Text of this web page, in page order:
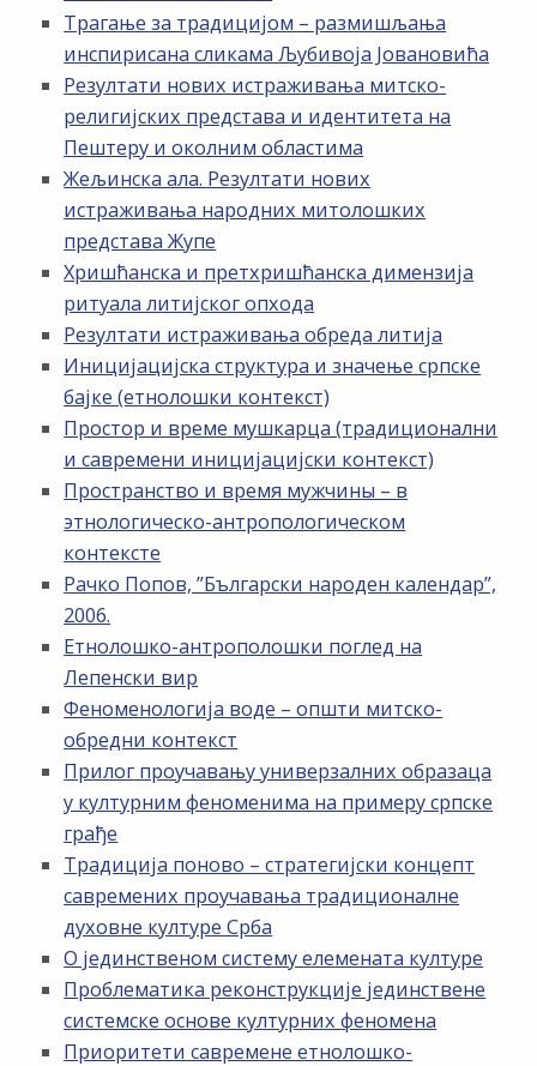
Трагање за традицијом – размишљања
инспирисана сликама Љубивоја Јовановића
Резултати нових истраживања митско-
религијских представа и идентитета на
Пештеру и околним областима
Жељинска ала. Резултати нових
истраживања народних митолошких
представа Жупе
Хришћанска и претхришћанска димензија
ритуала литијског опхода
Резултати истраживања обреда литија
Иницијацијска структура и значење српске
бајке (етнолошки контекст)
Простор и време мушкарца (традиционални
и савремени иницијацијски контекст)
Пространство и время мужчины – в
этнологическо-антропологическом
контексте
Рачко Попов, ”Български народен календар”,
2006.
Етнолошко-антрополошки поглед на
Лепенски вир
Феноменологија воде – општи митско-
обредни контекст
Прилог проучавању универзалних образаца
у културним феноменима на примеру српске
грађе
Традиција поново – стратегијски концепт
савремених проучавања традиционалне
духовне културе Срба
О јединственом систему елемената културе
Проблематика реконструкције јединствене
системске основе културних феномена
Приоритети савремене етнолошко-